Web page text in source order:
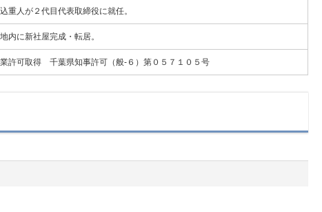
重人が２代目代表取締役に就任。
内に新社屋完成・転居。
許可取得 千葉県知事許可（般‐６）第０５７１０５号